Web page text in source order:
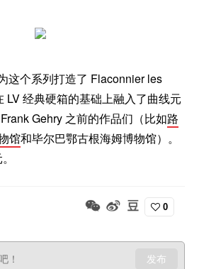
这个系列打造了 Flaconnier les
LV 经典硬箱的基础上融入了曲线元
Gehry 之前的作品们（比如路
馆和毕尔巴鄂古根海姆博物馆）。
0
发布